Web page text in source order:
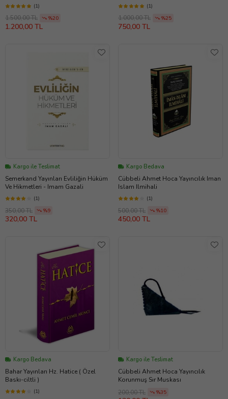
(1)
1.500,00 TL %20
1.200,00 TL
(s.a.v) (4 Kitap Takım)
(1)
1.000,00 TL %25
750,00 TL
Kargo ile Teslimat
Semerkand Yayınları Evliliğin Hüküm
Ve Hikmetleri - Imam Gazali
(1)
350,00 TL %9
320,00 TL
Kargo Bedava
Cübbeli Ahmet Hoca Yayıncılık Iman
Islam Ilmihali
(1)
500,00 TL %10
450,00 TL
Kargo Bedava
Bahar Yayınları Hz. Hatice ( Özel
Baskı-ciltli )
(1)
Kargo ile Teslimat
Cübbeli Ahmet Hoca Yayıncılık
Korunmuş Sır Muskası
200,00 TL
%35